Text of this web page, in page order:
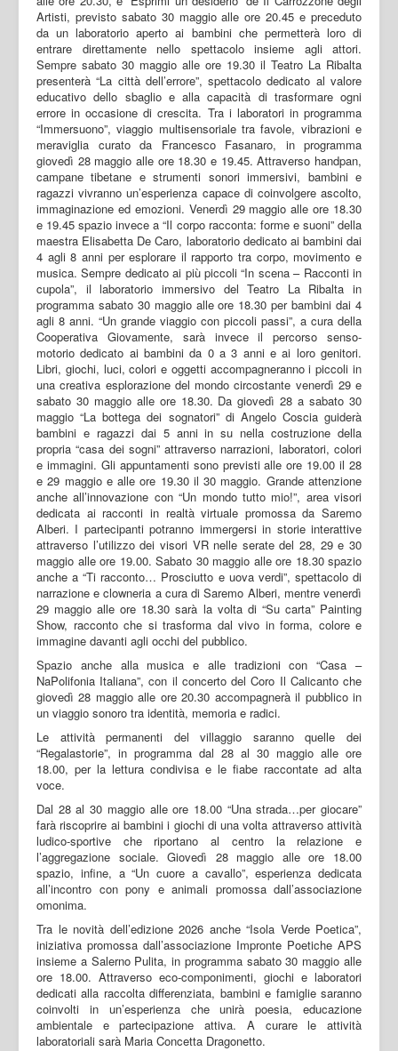
Artisti, previsto sabato 30 maggio alle ore 20.45 e preceduto
da un laboratorio aperto ai bambini che permetterà loro di
entrare direttamente nello spettacolo insieme agli attori.
Sempre sabato 30 maggio alle ore 19.30 il Teatro La Ribalta
presenterà “La città dell’errore”, spettacolo dedicato al valore
educativo dello sbaglio e alla capacità di trasformare ogni
errore in occasione di crescita. Tra i laboratori in programma
“Immersuono”, viaggio multisensoriale tra favole, vibrazioni e
meraviglia curato da Francesco Fasanaro, in programma
giovedì 28 maggio alle ore 18.30 e 19.45. Attraverso handpan,
campane tibetane e strumenti sonori immersivi, bambini e
ragazzi vivranno un’esperienza capace di coinvolgere ascolto,
immaginazione ed emozioni. Venerdì 29 maggio alle ore 18.30
e 19.45 spazio invece a “Il corpo racconta: forme e suoni” della
maestra Elisabetta De Caro, laboratorio dedicato ai bambini dai
4 agli 8 anni per esplorare il rapporto tra corpo, movimento e
musica. Sempre dedicato ai più piccoli “In scena – Racconti in
cupola”, il laboratorio immersivo del Teatro La Ribalta in
programma sabato 30 maggio alle ore 18.30 per bambini dai 4
agli 8 anni. “Un grande viaggio con piccoli passi”, a cura della
Cooperativa Giovamente, sarà invece il percorso senso-
motorio dedicato ai bambini da 0 a 3 anni e ai loro genitori.
Libri, giochi, luci, colori e oggetti accompagneranno i piccoli in
una creativa esplorazione del mondo circostante venerdì 29 e
sabato 30 maggio alle ore 18.30. Da giovedì 28 a sabato 30
maggio “La bottega dei sognatori” di Angelo Coscia guiderà
bambini e ragazzi dai 5 anni in su nella costruzione della
propria “casa dei sogni” attraverso narrazioni, laboratori, colori
e immagini. Gli appuntamenti sono previsti alle ore 19.00 il 28
e 29 maggio e alle ore 19.30 il 30 maggio. Grande attenzione
anche all’innovazione con “Un mondo tutto mio!”, area visori
dedicata ai racconti in realtà virtuale promossa da Saremo
Alberi. I partecipanti potranno immergersi in storie interattive
attraverso l’utilizzo dei visori VR nelle serate del 28, 29 e 30
maggio alle ore 19.00. Sabato 30 maggio alle ore 18.30 spazio
anche a “Ti racconto… Prosciutto e uova verdi”, spettacolo di
narrazione e clowneria a cura di Saremo Alberi, mentre venerdì
29 maggio alle ore 18.30 sarà la volta di “Su carta” Painting
Show, racconto che si trasforma dal vivo in forma, colore e
immagine davanti agli occhi del pubblico.
Spazio anche alla musica e alle tradizioni con “Casa –
NaPolifonia Italiana”, con il concerto del Coro Il Calicanto che
giovedì 28 maggio alle ore 20.30 accompagnerà il pubblico in
un viaggio sonoro tra identità, memoria e radici.
Le attività permanenti del villaggio saranno quelle dei
“Regalastorie”, in programma dal 28 al 30 maggio alle ore
18.00, per la lettura condivisa e le fiabe raccontate ad alta
voce.
Dal 28 al 30 maggio alle ore 18.00 “Una strada…per giocare”
farà riscoprire ai bambini i giochi di una volta attraverso attività
ludico-sportive che riportano al centro la relazione e
l’aggregazione sociale. Giovedì 28 maggio alle ore 18.00
spazio, infine, a “Un cuore a cavallo”, esperienza dedicata
all’incontro con pony e animali promossa dall’associazione
omonima.
Tra le novità dell’edizione 2026 anche “Isola Verde Poetica”,
iniziativa promossa dall’associazione Impronte Poetiche APS
insieme a Salerno Pulita, in programma sabato 30 maggio alle
ore 18.00. Attraverso eco-componimenti, giochi e laboratori
dedicati alla raccolta differenziata, bambini e famiglie saranno
coinvolti in un’esperienza che unirà poesia, educazione
ambientale e partecipazione attiva. A curare le attività
laboratoriali sarà Maria Concetta Dragonetto.